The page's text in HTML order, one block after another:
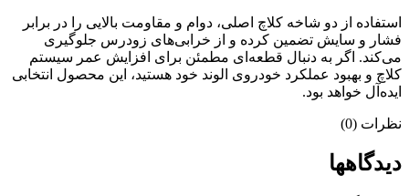
استفاده از دو شاخه کلاچ اصلی، دوام و مقاومت بالایی را در برابر
فشار و سایش تضمین کرده و از خرابی‌های زودرس جلوگیری
می‌کند. اگر به دنبال قطعه‌ای مطمئن برای افزایش عمر سیستم
کلاچ و بهبود عملکرد خودروی الوند خود هستید، این محصول انتخابی
ایده‌آل خواهد بود.
نظرات (0)
دیدگاهها